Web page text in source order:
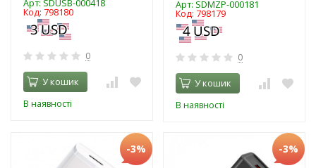
Арт: SDUSB-000418
Код: 798180
0
У кошик
В наявності
Арт: SDMZP-000181
Код: 798179
0
У кошик
В наявності
-3% -3%